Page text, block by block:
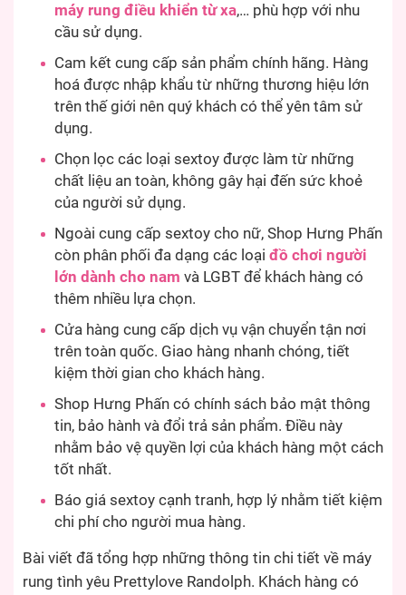
máy rung điều khiển từ xa,… phù hợp với nhu
cầu sử dụng.
Cam kết cung cấp sản phẩm chính hãng. Hàng
hoá được nhập khẩu từ những thương hiệu lớn
trên thế giới nên quý khách có thể yên tâm sử
dụng.
Chọn lọc các loại sextoy được làm từ những
chất liệu an toàn, không gây hại đến sức khoẻ
của người sử dụng.
Ngoài cung cấp sextoy cho nữ, Shop Hưng Phấn
còn phân phối đa dạng các loại đồ chơi người
lớn dành cho nam và LGBT để khách hàng có
thêm nhiều lựa chọn.
Cửa hàng cung cấp dịch vụ vận chuyển tận nơi
trên toàn quốc. Giao hàng nhanh chóng, tiết
kiệm thời gian cho khách hàng.
Shop Hưng Phấn có chính sách bảo mật thông
tin, bảo hành và đổi trả sản phẩm. Điều này
nhằm bảo vệ quyền lợi của khách hàng một cách
tốt nhất.
Báo giá sextoy cạnh tranh, hợp lý nhằm tiết kiệm
chi phí cho người mua hàng.
Bài viết đã tổng hợp những thông tin chi tiết về máy
rung tình yêu Prettylove Randolph. Khách hàng có